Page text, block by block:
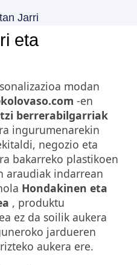
Jarri
eta
modan
-en
berrerabilgarriak
ingurumenarekin
negozio eta
bakarreko plastikoen
araudiak indarrean
Hondakinen eta
, produktu
ez da soilik aukera
jardueren
aukera ere.